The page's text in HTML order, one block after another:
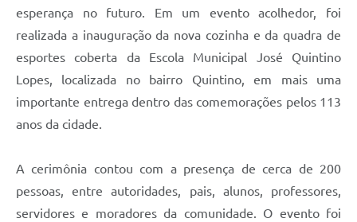
esperança no futuro. Em um evento acolhedor, foi
realizada a inauguração da nova cozinha e da quadra de
esportes coberta da Escola Municipal José Quintino
Lopes, localizada no bairro Quintino, em mais uma
importante entrega dentro das comemorações pelos 113
anos da cidade.
A cerimônia contou com a presença de cerca de 200
pessoas, entre autoridades, pais, alunos, professores,
servidores e moradores da comunidade. O evento foi